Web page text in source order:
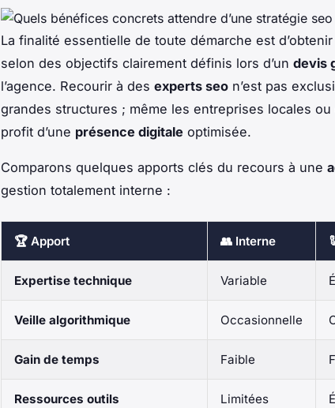
La finalité essentielle de toute démarche est
selon des objectifs clairement définis lors d’un devis
l’agence. Recourir à des experts seo n’est pas
grandes structures ; même les entreprises locales
profit d’une présence digitale optimisée.
Comparons quelques apports clés du recours à une
gestion totalement interne :
🏆 Apport 👥 Interne
Expertise technique Variable
Veille algorithmique Occasionnelle
Gain de temps Faible
Ressources outils Limitées